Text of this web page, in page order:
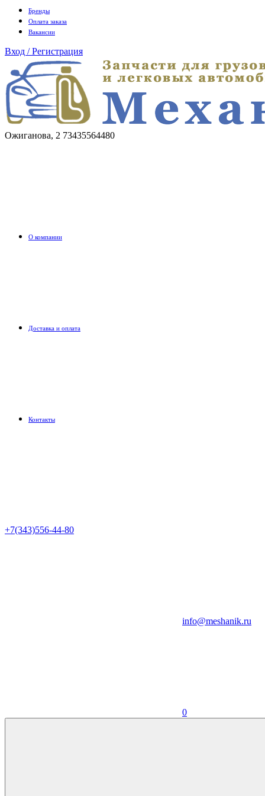
Бренды
Оплата заказа
Вакансии
Вход / Регистрация
Ожиганова, 2 73435564480
О компании
Доставка и оплата
Контакты
+7(343)556-44-80
info@meshanik.ru
0